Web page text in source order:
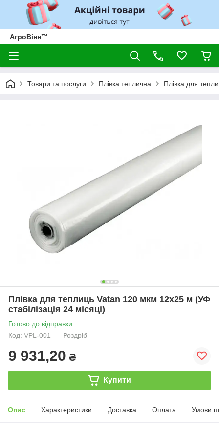
АгроВінн™
Товари та послуги Плівка теплична Плівка для
Плівка для теплиць Vatan 120 мкм 12х25 м (УФ
стабілізація 24 місяці)
Готово до відправки
Код: VPL-001
Роздріб
9 931,20 ₴
Купити
Опис Характеристики Доставка Оплата Умови